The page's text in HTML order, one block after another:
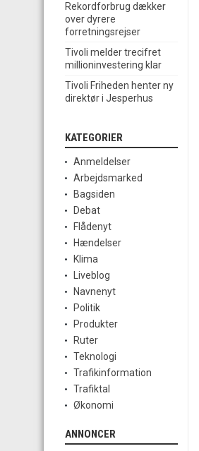
Rekordforbrug dækker
over dyrere
forretningsrejser
Tivoli melder trecifret
millioninvestering klar
Tivoli Friheden henter ny
direktør i Jesperhus
KATEGORIER
Anmeldelser
Arbejdsmarked
Bagsiden
Debat
Flådenyt
Hændelser
Klima
Liveblog
Navnenyt
Politik
Produkter
Ruter
Teknologi
Trafikinformation
Trafiktal
Økonomi
ANNONCER